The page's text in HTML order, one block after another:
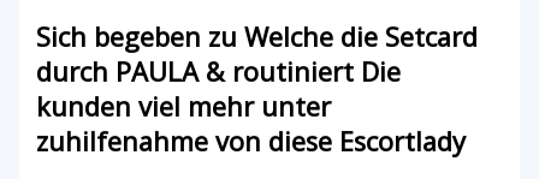
Sich begeben zu Welche die Setcard
durch PAULA & routiniert Die
kunden viel mehr unter
zuhilfenahme von diese Escortlady